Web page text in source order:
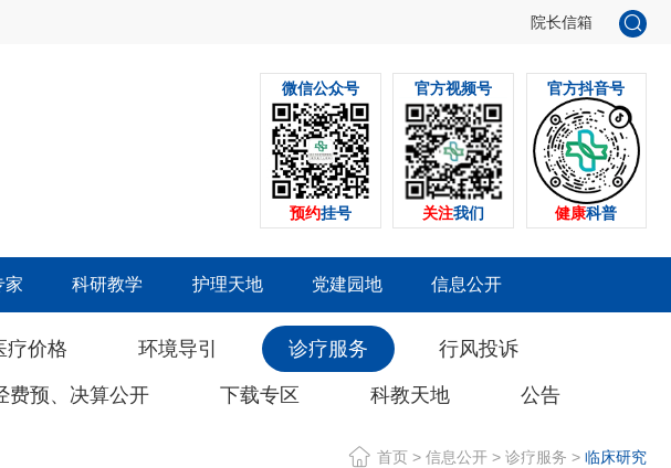
院长信箱
微信公众号
预约挂号
官方视频号
关注我们
官方抖音号
健康科普
家 科研教学 护理天地 党建园地 信息公开
疗价格 环境导引 诊疗服务 行风投诉
费预、决算公开 下载专区 科教天地 公告
首页 > 信息公开 > 诊疗服务 > 临床研究